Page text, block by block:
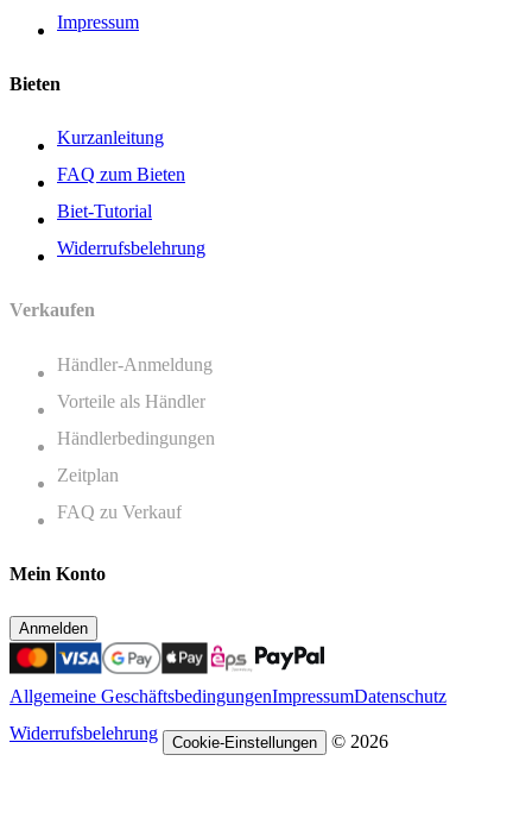
Impressum
Bieten
Kurzanleitung
FAQ zum Bieten
Biet-Tutorial
Widerrufsbelehrung
Verkaufen
Händler-Anmeldung
Vorteile als Händler
Händlerbedingungen
Zeitplan
FAQ zu Verkauf
Mein Konto
Anmelden
Allgemeine GeschäftsbedingungenImpressumDatenschutz
Widerrufsbelehrung
Cookie-Einstellungen © 2026